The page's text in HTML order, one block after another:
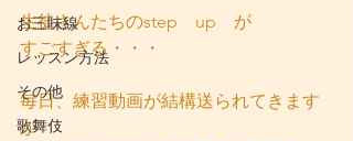
お三味線
レッスン方法
その他
歌舞伎
生徒さんたちのstep　up　が
すごすぎる・・・
毎日、練習動画が結構送られてきます
が